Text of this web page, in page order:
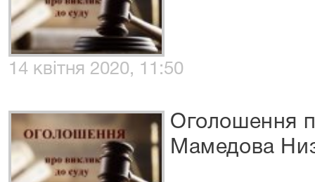
14 квітня 2020, 11:50
Оголошення
Мамедова